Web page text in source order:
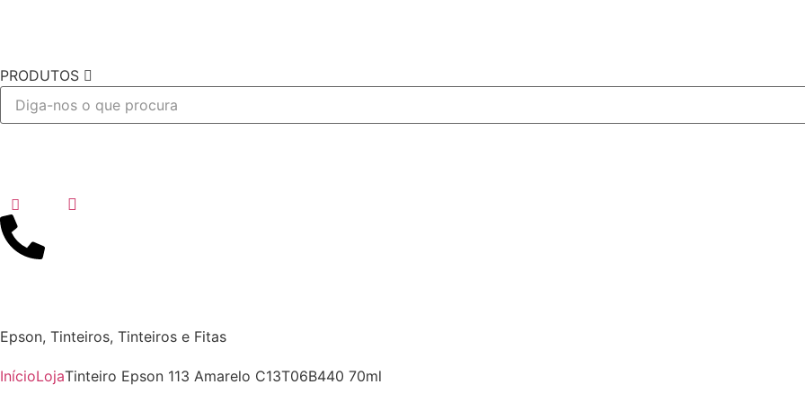
PRODUTOS
Epson, Tinteiros, Tinteiros e Fitas
InícioLojaTinteiro Epson 113 Amarelo C13T06B440 70ml